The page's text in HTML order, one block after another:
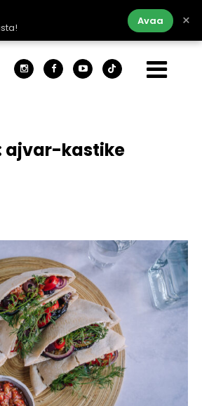
Avaa ×
ajvar-kastike